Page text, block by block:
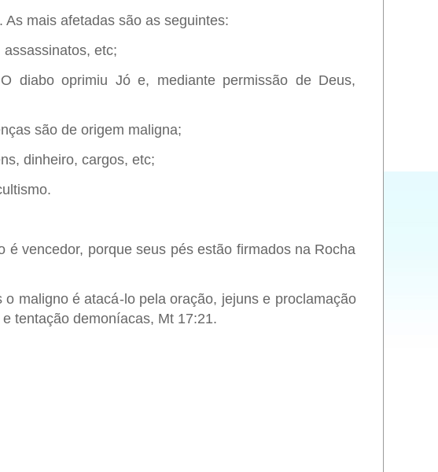
mais afetadas são as seguintes:
etc;
diabo oprimiu Jó e, mediante permissão de Deus,
são de origem maligna;
dinheiro, cargos, etc;
vencedor, porque seus pés estão firmados na Rocha
maligno é atacá-lo pela oração, jejuns e proclamação
tentação demoníacas, Mt 17:21.